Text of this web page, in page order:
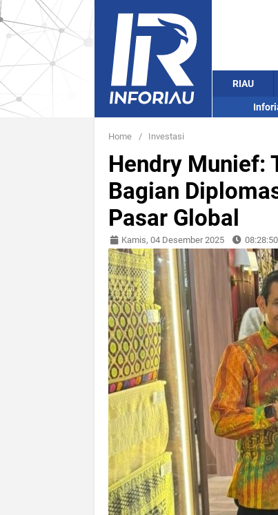
RIAU
Home / Investasi
Hendry Munief:
Bagian
Pasar Global
Kamis, 04 Desember 2025 08:28:50